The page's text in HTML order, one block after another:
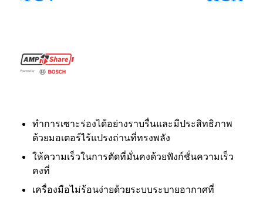
ทำการเซาะร่องได้อย่างราบรื่นและมีประสิทธิภาพ
ด้วยมอเตอร์ไร้แปรงถ่านที่ทรงพลัง
ให้ความเร็วในการตัดที่มั่นคงด้วยฟังก์ชั่นความเร็ว
คงที่
เครื่องมือไม่ร้อนง่ายด้วยระบบระบายอากาศที่